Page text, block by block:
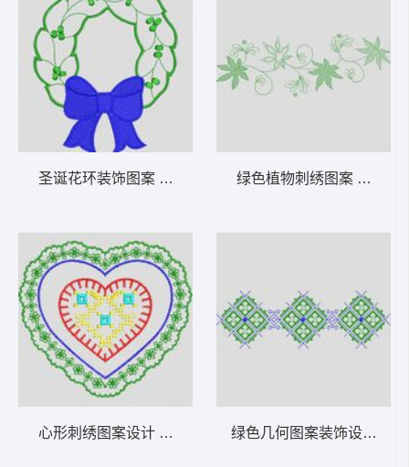
圣诞花环装饰图案 植物花型
心形刺绣图案设计 植物花型
绿色植物刺绣图案 植物花
绿色几何图案装饰设计 植